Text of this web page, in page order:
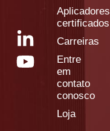
Aplicadores
certificados
Carreiras
Entre
em
contato
conosco
Loja